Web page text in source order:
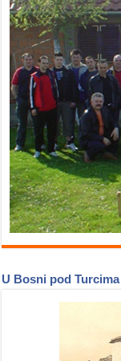
U Bosni pod Turcima